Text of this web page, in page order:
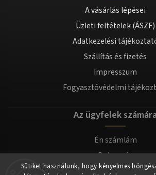
Sütiket használunk, hogy kényelmes
A vásárlás lépései
Üzleti feltételek (ÁSZF)
Adatkezelési
Szállítás és fizetés
Impresszum
Fogyasztóvédelmi
Az ügyfelek számára
Én számlám
Bejegyzés
Bejelentkezés